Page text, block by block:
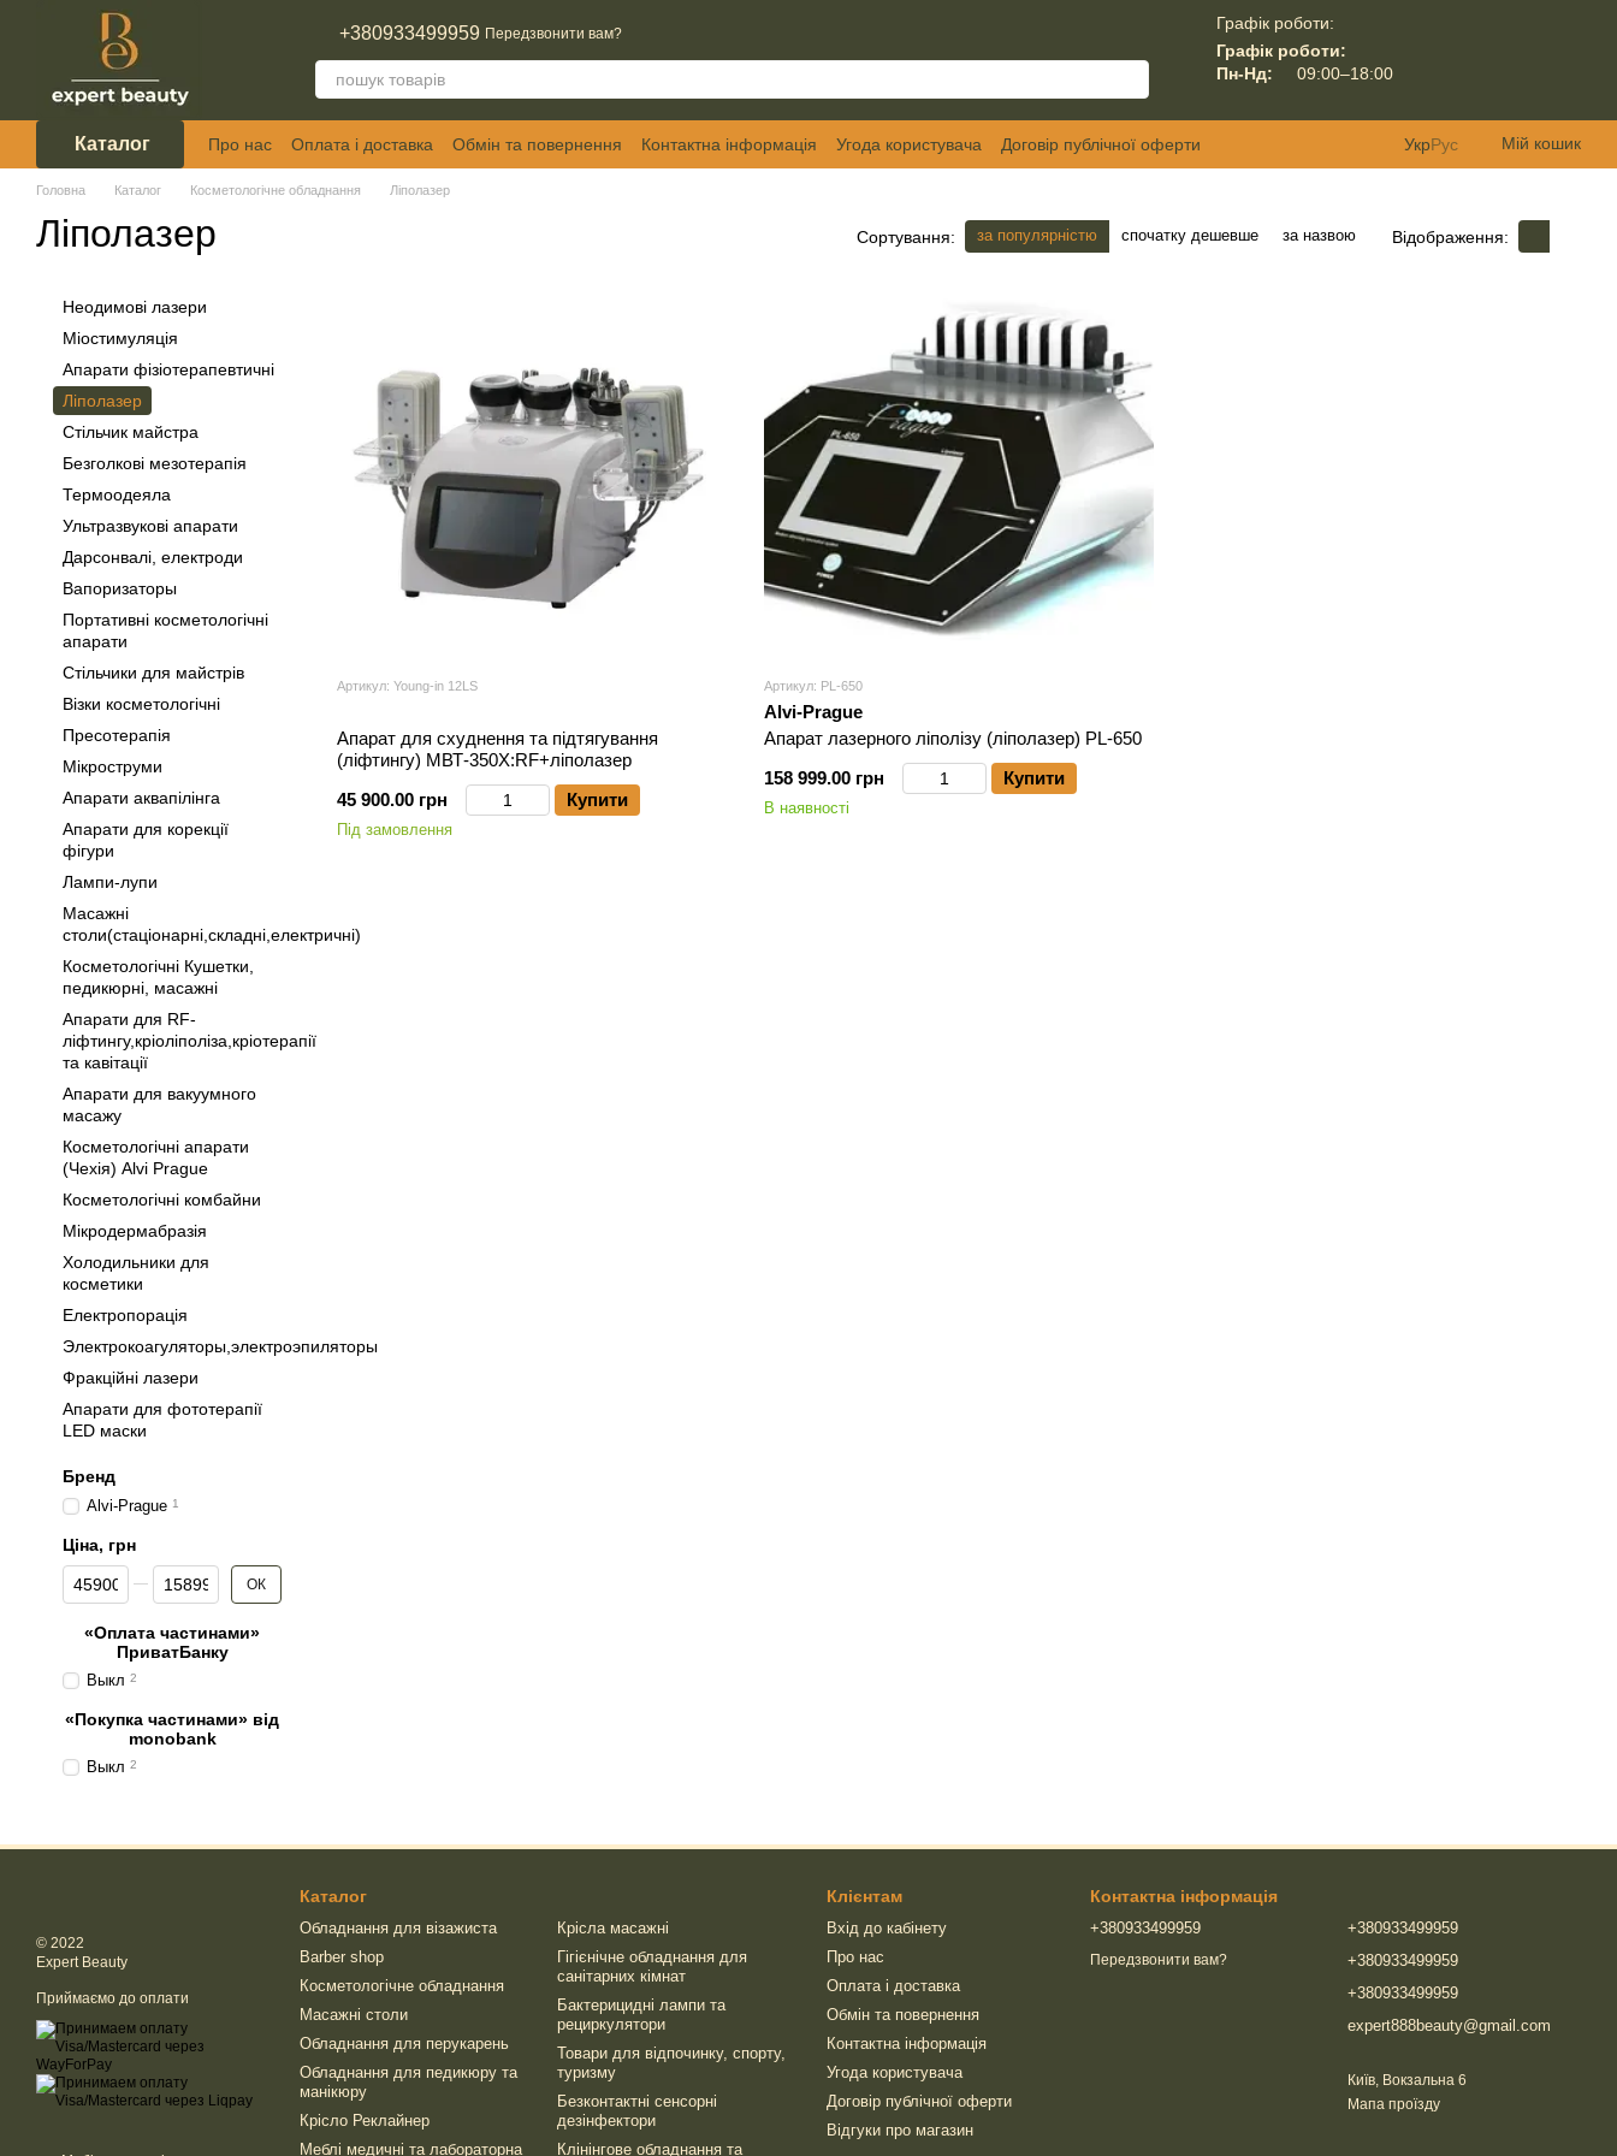
Перейти до основного контенту
+380933499959 Передзвонити вам?
Графік роботи:
Графік роботи:
Пн-Нд:
09:00–18:00
Каталог Про нас Оплата і доставка Обмін та повернення Контактна інформація Угода користувача
Договір публічної оферти
Відгуки про магазин
УкрРус Мій кошик
Головна Каталог Косметологічне обладнання Ліполазер
Ліполазер Сортування: за популярністю спочатку дешевше за назвою Відображення:
Артикул: Young-in 12LS
Апарат для схуднення та підтягування
(ліфтингу) МВТ-350Х:RF+ліполазер
45 900.00 грн
Купити
Під замовлення
Артикул: PL-650
Alvi-Prague
Апарат лазерного ліполізу (ліполазер) PL-650
158 999.00 грн
Купити
В наявності
Неодимові лазери
Міостимуляція
Апарати фізіотерапевтичні
Ліполазер
Стільчик майстра
Безголкові мезотерапія
Термоодеяла
Ультразвукові апарати
Дарсонвалі, електроди
Вапоризаторы
Портативні косметологічні
апарати
Стільчики для майстрів
Візки косметологічні
Пресотерапія
Мікроструми
Апарати аквапілінга
Апарати для корекції
фігури
Лампи-лупи
Масажні
столи(стаціонарні,складні,електричні)
Косметологічні Кушетки,
педикюрні, масажні
Апарати для RF-
ліфтингу,кріоліполіза,кріотерапії
та кавітації
Апарати для вакуумного
масажу
Косметологічні апарати
(Чехія) Alvi Prague
Косметологічні комбайни
Мікродермабразія
Холодильники для
косметики
Електропорація
Электрокоагуляторы,электроэпиляторы
Фракційні лазери
Апарати для фототерапії
LED маски
Бренд
Alvi-Prague 1
Ціна, грн
Від Ціна, грн
До Ціна, грн ОК
«Оплата частинами»
ПриватБанку
Выкл 2
«Покупка частинами» від
monobank
Выкл 2
© 2022
Expert Beauty
Приймаємо до оплати
Каталог
Обладнання для візажиста
Barber shop
Косметологічне обладнання
Масажні столи
Обладнання для перукарень
Обладнання для педикюру та
манікюру
Крісло Реклайнер
Меблі медичні та лабораторна
Крісла масажні
Гігієнічне обладнання для
санітарних кімнат
Бактерицидні лампи та
рециркулятори
Товари для відпочинку, спорту,
туризму
Безконтактні сенсорні
дезінфектори
Клінінгове обладнання та
Клієнтам
Вхід до кабінету
Про нас
Оплата і доставка
Обмін та повернення
Контактна інформація
Угода користувача
Договір публічної оферти
Відгуки про магазин
Контактна інформація
+380933499959
Передзвонити вам?
+380933499959
+380933499959
+380933499959
expert888beauty@gmail.com
Київ, Вокзальна 6
Мапа проїзду